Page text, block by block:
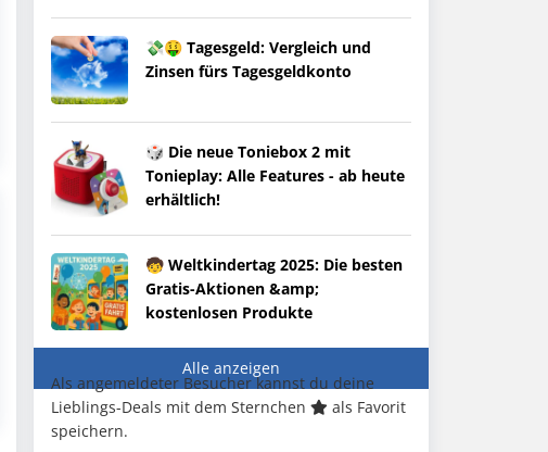
💸🤑 Tagesgeld: Vergleich und
Zinsen fürs Tagesgeldkonto
🎲 Die neue Toniebox 2 mit
Tonieplay: Alle Features - ab heute
erhältlich!
🧒 Weltkindertag 2025: Die besten
Gratis-Aktionen &amp;
kostenlosen Produkte
Alle anzeigen
Als angemeldeter Besucher kannst du deine
Lieblings-Deals mit dem Sternchen
als Favorit
speichern.